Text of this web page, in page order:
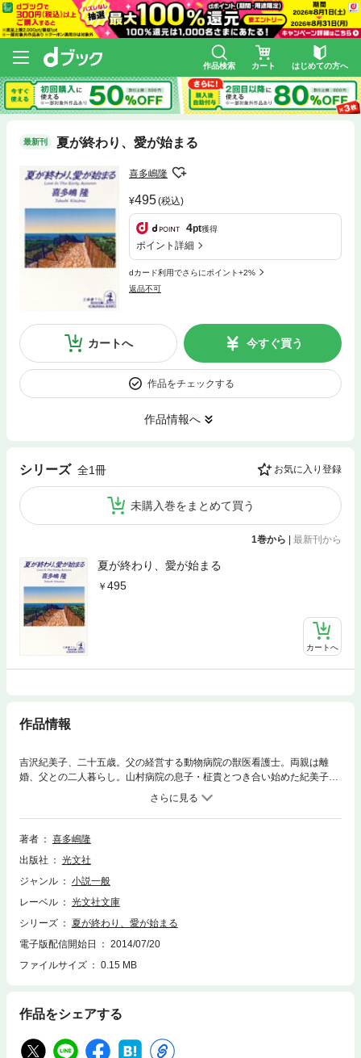
作品検索 カート はじめての方へ
最新刊 夏が終わり、愛が始まる
喜多嶋隆
495(税込)
4pt獲得
ポイント詳細
dカード利用でさらにポイント+2%
返品不可
カートへ 今すぐ買う
作品をチェックする
作品情報へ
シリーズ 全1冊 お気に入り登録
未購入巻をまとめて買う
1巻から | 最新刊から
夏が終わり、愛が始まる
495
カートへ
作品情報
吉沢紀美子、二十五歳。父の経営する動物病院の獣医看護士。両親は離
婚、父との二人暮らし。山村病院の息子・柾貴とつき合い始めた紀美子の
前に、病気の猫を抱えた漁師・鈴木正太郎が現れる。何事もスマートな柾
貴、口下手で、無骨な正太郎。二人の間で、紀美子の心は……。鎌倉・材
木座を舞台に、恋は、不器用に、遠回りしながらも深まっていく。青春恋
愛小説。
著者
喜多嶋隆
出版社
光文社
ジャンル
小説一般
レーベル
光文社文庫
シリーズ
夏が終わり、愛が始まる
電子版配信開始日
2014/07/20
ファイルサイズ
0.15 MB
作品をシェアする